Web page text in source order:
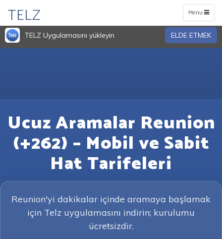
Toggle
navigation
Menu
TELZ
TELZ Uygulamasını yükleyin ELDE ETMEK
Ucuz Aramalar Reunion
(+262) – Mobil ve Sabit
Hat Tarifeleri
Reunion'yi dakikalar içinde aramaya başlamak
için Telz uygulamasını indirin; kurulumu
ücretsizdir.